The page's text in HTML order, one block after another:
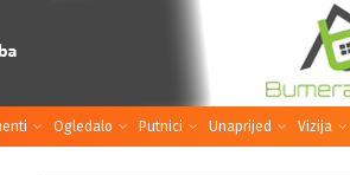
Ogledalo Putnici Unaprijed Vizija